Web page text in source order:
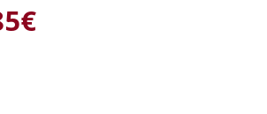
€